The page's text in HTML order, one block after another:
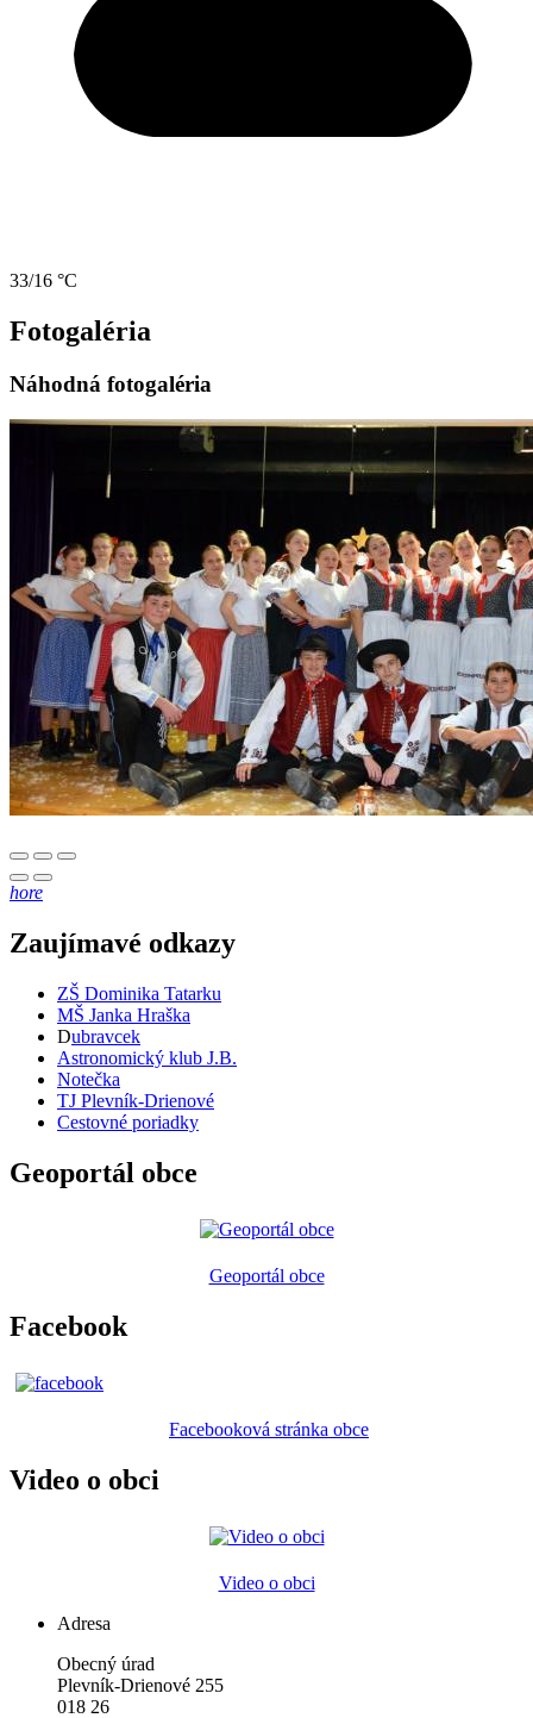
33/16 °C
Fotogaléria
Náhodná fotogaléria
hore
Zaujímavé odkazy
ZŠ Dominika Tatarku
MŠ Janka Hraška
Dubravcek
Astronomický klub J.B.
Notečka
TJ Plevník-Drienové
Cestovné poriadky
Geoportál obce
Geoportál obce
Facebook
Facebooková stránka obce
Video o obci
Video o obci
Adresa
Obecný úrad
Plevník-Drienové 255
018 26